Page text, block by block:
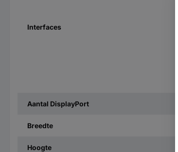
Interfaces
Aantal DisplayPort
Breedte
Hoogte